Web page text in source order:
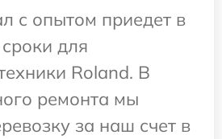
с опытом приедет в
для
Roland. В
ремонта мы
за наш счет в